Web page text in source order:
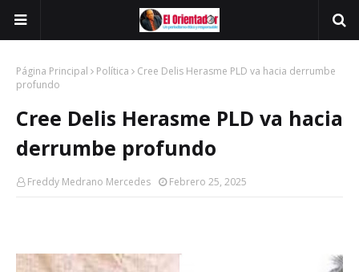
Página Principal Política
Cree Delis Herasme PLD va hacia derrumbe
profundo
Cree Delis Herasme PLD va hacia
derrumbe profundo
Freddy Medrano Mercedes Febrero 25, 2025